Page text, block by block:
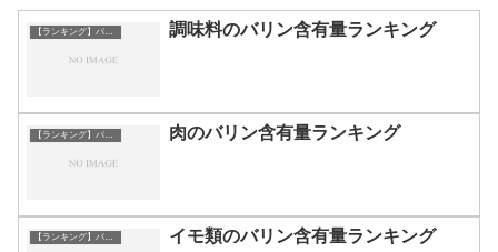
【ランキング】バリン 調味料のバリン含有量ランキング
【ランキング】バリン 肉のバリン含有量ランキング
【ランキング】バリン イモ類のバリン含有量ランキング